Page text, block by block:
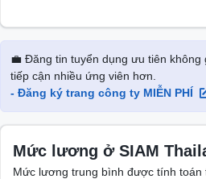
💼 Đăng tin tuyển dụng ưu tiên không
tiếp cận nhiều ứng viên hơn.
- Đăng ký trang công ty MIỄN PHÍ
Mức lương ở SIAM
Mức lương trung bình được tính